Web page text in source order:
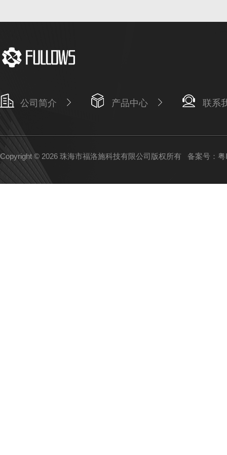
公司简介 产品中心 联系
Copyright © 2026 珠海市福洛施科技有限公司版权所有 备案号：